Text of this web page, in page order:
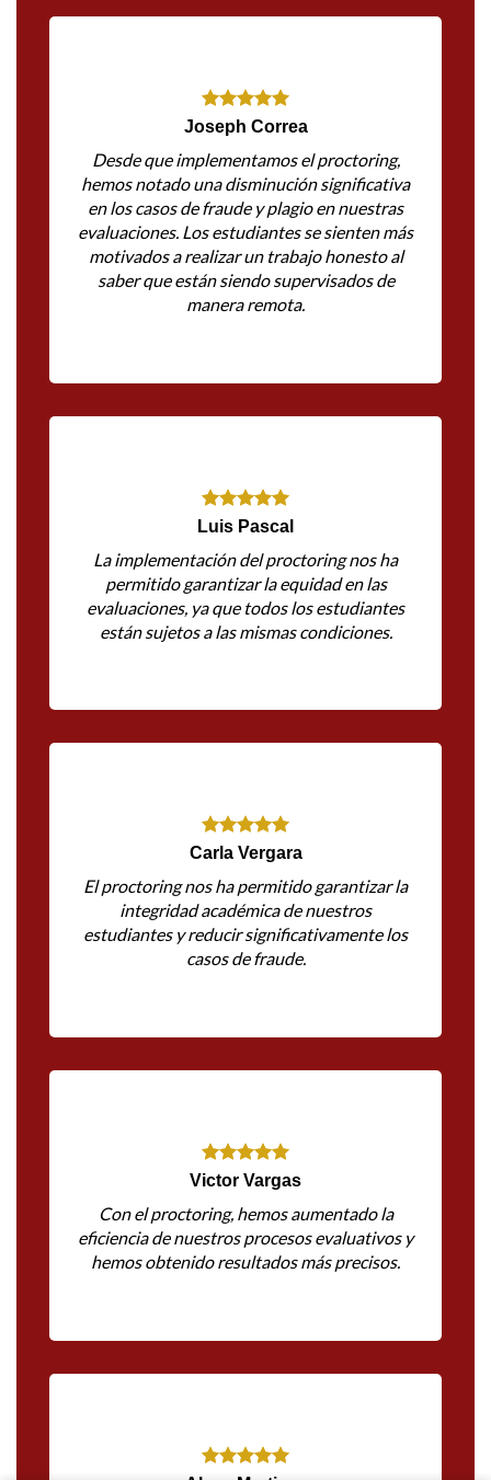
Joseph Correa
Desde que implementamos el proctoring,
hemos notado una disminución significativa
en los casos de fraude y plagio en nuestras
evaluaciones. Los estudiantes se sienten más
motivados a realizar un trabajo honesto al
saber que están siendo supervisados de
manera remota.
Luis Pascal
La implementación del proctoring nos ha
permitido garantizar la equidad en las
evaluaciones, ya que todos los estudiantes
están sujetos a las mismas condiciones.
Carla Vergara
El proctoring nos ha permitido garantizar la
integridad académica de nuestros
estudiantes y reducir significativamente los
casos de fraude.
Victor Vargas
Con el proctoring, hemos aumentado la
eficiencia de nuestros procesos evaluativos y
hemos obtenido resultados más precisos.